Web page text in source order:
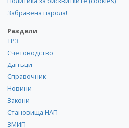
Забравена парола!
Раздели
ТРЗ
Счетоводство
Данъци
Справочник
Новини
Закони
Становища НАП
ЗМИП